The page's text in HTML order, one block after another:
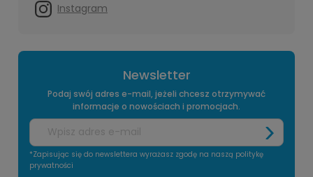
Instagram
Newsletter
Podaj swój adres e-mail, jeżeli chcesz otrzymywać
informacje o nowościach i promocjach.
*Zapisując się do newslettera wyrażasz zgodę na naszą politykę
prywatności